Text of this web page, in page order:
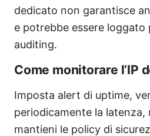
dedicato non garantisce
e potrebbe essere loggato
auditing.
Come monitorare l’IP
Imposta alert di uptime,
periodicamente la latenza,
mantieni le policy di